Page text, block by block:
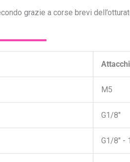
grazie a corse brevi
Attacchi
M5
G1/8"
G1/8" -